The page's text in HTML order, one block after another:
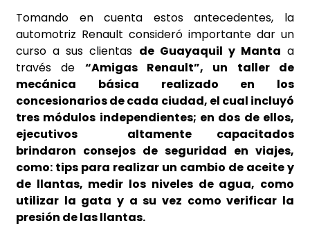
Tomando en cuenta estos antecedentes, la
automotriz Renault consideró importante dar un
curso a sus clientas de Guayaquil y Manta a
través de “Amigas Renault”, un taller de
mecánica básica realizado en los
concesionarios de cada ciudad, el cual incluyó
tres módulos independientes; en dos de ellos,
ejecutivos altamente capacitados
brindaron consejos de seguridad en viajes,
como: tips para realizar un cambio de aceite y
de llantas, medir los niveles de agua, como
utilizar la gata y a su vez como verificar la
presión de las llantas.